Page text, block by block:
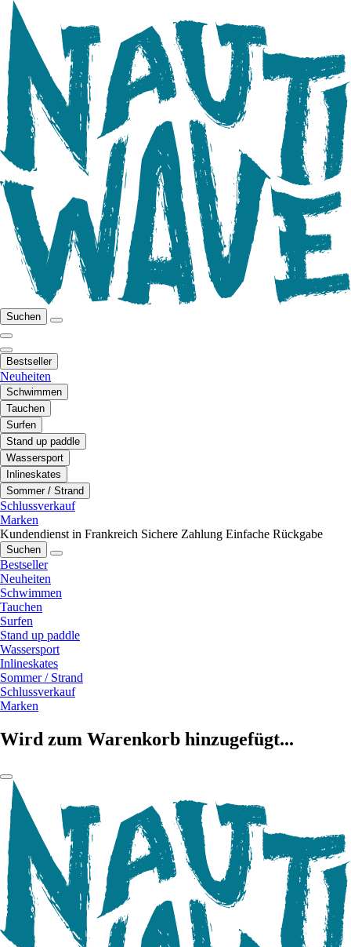
Suchen
Bestseller
Neuheiten
Schwimmen
Tauchen
Surfen
Stand up paddle
Wassersport
Inlineskates
Sommer / Strand
Schlussverkauf
Marken
Kundendienst in Frankreich Sichere Zahlung Einfache Rückgabe
Suchen
Bestseller
Neuheiten
Schwimmen
Tauchen
Surfen
Stand up paddle
Wassersport
Inlineskates
Sommer / Strand
Schlussverkauf
Marken
Wird zum Warenkorb hinzugefügt...